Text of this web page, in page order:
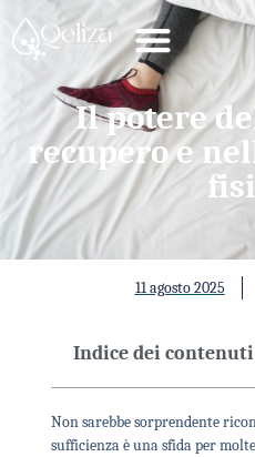
Il potere
recupero e
11 agosto 2025
Non sarebbe sorprendente
sufficienza è una sfida per
Indice dei contenuti